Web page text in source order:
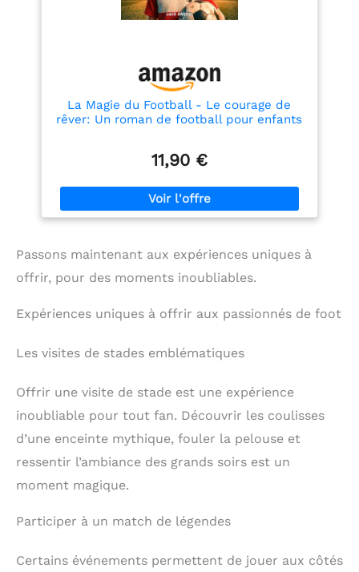
La Magie du Football - Le courage de
rêver: Un roman de football pour enfants
11,90 €
Passons maintenant aux expériences uniques à
offrir, pour des moments inoubliables.
Expériences uniques à offrir aux passionnés de foot
Les visites de stades emblématiques
Offrir une visite de stade est une expérience
inoubliable pour tout fan. Découvrir les coulisses
d’une enceinte mythique, fouler la pelouse et
ressentir l’ambiance des grands soirs est un
moment magique.
Participer à un match de légendes
Certains événements permettent de jouer aux côtés